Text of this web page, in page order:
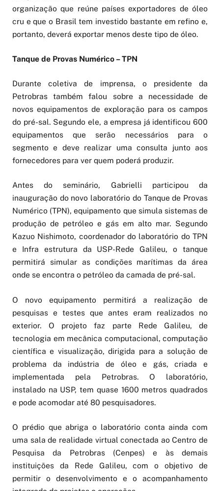
organização que reúne países exportadores de óleo
cru e que o Brasil tem investido bastante em refino e,
portanto, deverá exportar menos deste tipo de óleo.
Tanque de Provas Numérico – TPN
Durante coletiva de imprensa, o presidente da
Petrobras também falou sobre a necessidade de
novos equipamentos de exploração para os campos
do pré-sal. Segundo ele, a empresa já identificou 600
equipamentos que serão necessários para o
segmento e deve realizar uma consulta junto aos
fornecedores para ver quem poderá produzir.
Antes do seminário, Gabrielli participou da
inauguração do novo laboratório do Tanque de Provas
Numérico (TPN), equipamento que simula sistemas de
produção de petróleo e gás em alto mar. Segundo
Kazuo Nishimoto, coordenador do laboratório do TPN
e Infra estrutura da USP-Rede Galileu, o tanque
permitirá simular as condições marítimas da área
onde se encontra o petróleo da camada de pré-sal.
O novo equipamento permitirá a realização de
pesquisas e testes que antes eram realizados no
exterior. O projeto faz parte Rede Galileu, de
tecnologia em mecânica computacional, computação
científica e visualização, dirigida para a solução de
problema da indústria de óleo e gás, criada e
implementada pela Petrobras. O laboratório,
instalado na USP, tem quase 1600 metros quadrados
e pode acomodar até 80 pesquisadores.
O prédio que abriga o laboratório conta ainda com
uma sala de realidade virtual conectada ao Centro de
Pesquisa da Petrobras (Cenpes) e às demais
instituições da Rede Galileu, com o objetivo de
permitir o desenvolvimento e o acompanhamento